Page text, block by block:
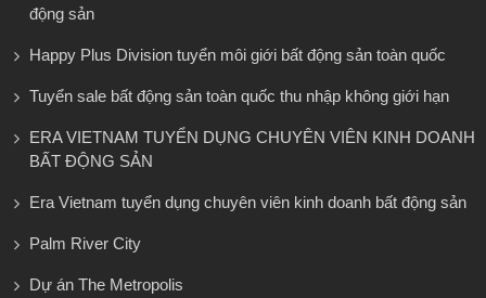
động sản
Happy Plus Division tuyển môi giới bất động sản toàn quốc
Tuyển sale bất động sản toàn quốc thu nhập không giới hạn
ERA VIETNAM TUYỂN DỤNG CHUYÊN VIÊN KINH DOANH
BẤT ĐỘNG SẢN
Era Vietnam tuyển dụng chuyên viên kinh doanh bất động sản
Palm River City
Dự án The Metropolis